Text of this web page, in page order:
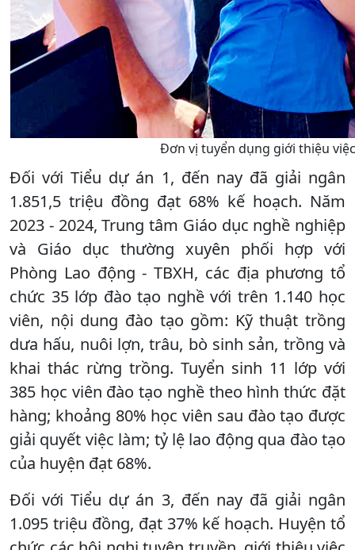
Đơn vị tuyển dụng giới thiệu
Đối với Tiểu dự án 1, đến nay đã giải ngân
1.851,5 triệu đồng đạt 68% kế hoạch. Năm
2023 - 2024, Trung tâm Giáo dục nghề nghiệp
và Giáo dục thường xuyên phối hợp với
Phòng Lao động - TBXH, các địa phương tổ
chức 35 lớp đào tạo nghề với trên 1.140 học
viên, nội dung đào tạo gồm: Kỹ thuật trồng
dưa hấu, nuôi lợn, trâu, bò sinh sản, trồng và
khai thác rừng trồng. Tuyển sinh 11 lớp với
385 học viên đào tạo nghề theo hình thức đặt
hàng; khoảng 80% học viên sau đào tạo được
giải quyết việc làm; tỷ lệ lao động qua đào tạo
của huyện đạt 68%.
Đối với Tiểu dự án 3, đến nay đã giải ngân
1.095 triệu đồng, đạt 37% kế hoạch. Huyện tổ